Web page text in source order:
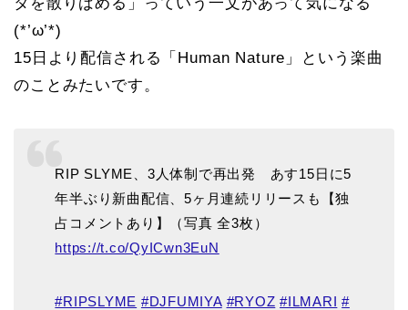
(*’ω’*)
15日より配信される「Human Nature」という楽曲
のことみたいです。
RIP SLYME、3人体制で再出発 あす15日に5
年半ぶり新曲配信、5ヶ月連続リリースも【独
占コメントあり】（写真 全3枚）
https://t.co/QyICwn3EuN
#RIPSLYME #DJFUMIYA #RYOZ #ILMARI #